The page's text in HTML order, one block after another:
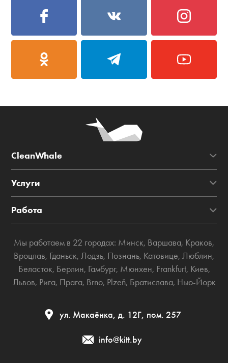
CleanWhale
Услуги
Работа
Мы работаем в 22 городах: Минск, Варшава, Краков,
Вроцлав, Гданьск, Лодзь, Познань, Катовице, Люблин,
Беласток, Берлин, Гамбург, Мюнхен, Frankfurt, Киев,
Львов, Рига, Прага, Brno, Plzeň, Братислава, Нью-Йорк
ул. Макаёнка, д. 12Г, пом. 257
info@kitt.by